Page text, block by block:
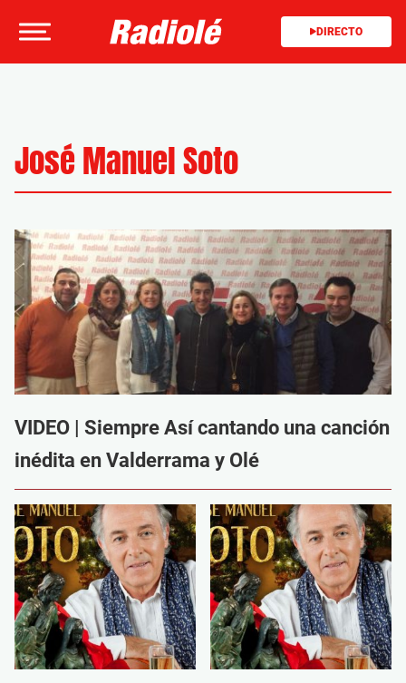
DIRECTO
José Manuel Soto
VIDEO | Siempre Así cantando una canción
inédita en Valderrama y Olé